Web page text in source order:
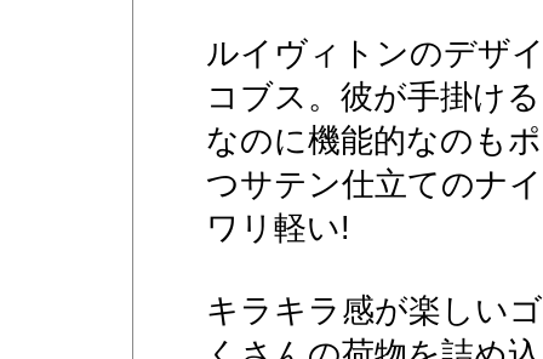
ルイヴィトンのデザ
コブス。彼が手掛け
なのに機能的なのも
つサテン仕立てのナ
ワリ軽い!
キラキラ感が楽しい